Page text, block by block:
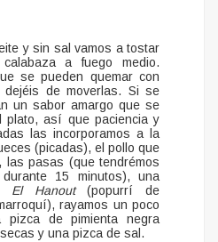
y sin sal vamos a tostar
a fuego medio.
se pueden quemar con
de moverlas. Si se
un sabor amargo que se
plato, así que paciencia y
las incorporamos a la
(picadas), el pollo que
las pasas (que tendrémos
15 minutos), una
El Hanout(popurrí de
rayamos un poco
pizca de pimienta negra
y una pizca de sal.